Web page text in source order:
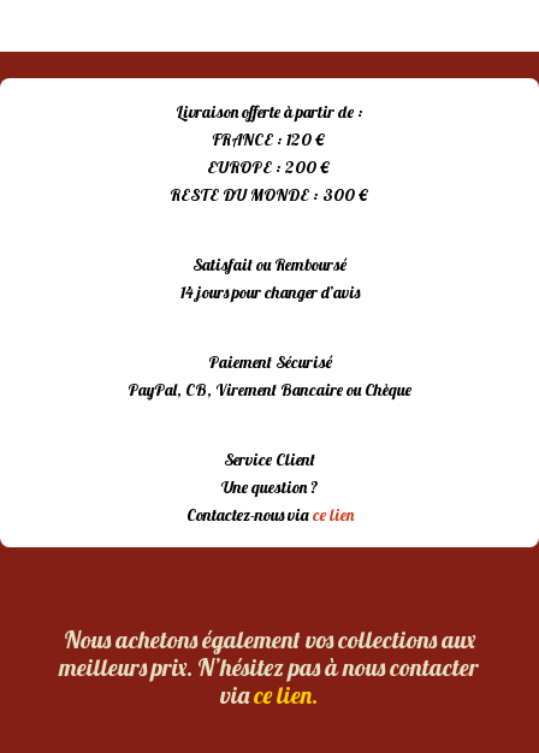
Livraison offerte à partir de :
FRANCE : 120 €
EUROPE : 200 €
RESTE DU MONDE : 300 €
Satisfait ou Remboursé
14 jours pour changer d’avis
Paiement Sécurisé
PayPal, CB, Virement Bancaire ou Chèque
Service Client
Une question ?
Contactez-nous viace lien
Nous achetons également vos collections aux
meilleurs prix. N’hésitez pas à nous contacter
viace lien.